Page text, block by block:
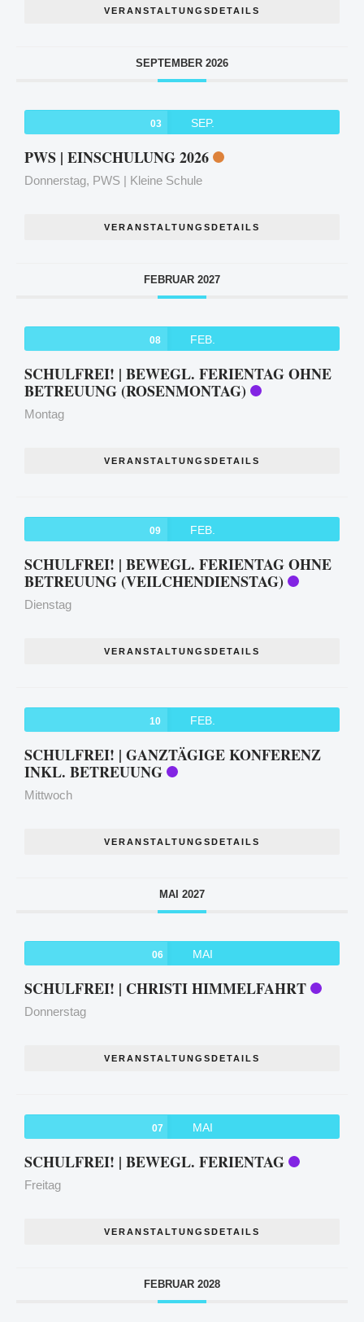
VERANSTALTUNGSDETAILS
SEPTEMBER 2026
03 SEP.
PWS | EINSCHULUNG 2026
Donnerstag, PWS | Kleine Schule
VERANSTALTUNGSDETAILS
FEBRUAR 2027
08 FEB.
SCHULFREI! | BEWEGL. FERIENTAG OHNE
BETREUUNG (ROSENMONTAG)
Montag
VERANSTALTUNGSDETAILS
09 FEB.
SCHULFREI! | BEWEGL. FERIENTAG OHNE
BETREUUNG (VEILCHENDIENSTAG)
Dienstag
VERANSTALTUNGSDETAILS
10 FEB.
SCHULFREI! | GANZTÄGIGE KONFERENZ
INKL. BETREUUNG
Mittwoch
VERANSTALTUNGSDETAILS
MAI 2027
06 MAI
SCHULFREI! | CHRISTI HIMMELFAHRT
Donnerstag
VERANSTALTUNGSDETAILS
07 MAI
SCHULFREI! | BEWEGL. FERIENTAG
Freitag
VERANSTALTUNGSDETAILS
FEBRUAR 2028